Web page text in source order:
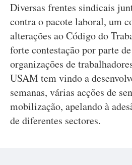
Diversas frentes sindicais
contra o pacote laboral, um
alterações ao Código do
forte contestação por parte
organizações de
USAM tem vindo a
semanas, várias acções de
mobilização, apelando à
de diferentes sectores.